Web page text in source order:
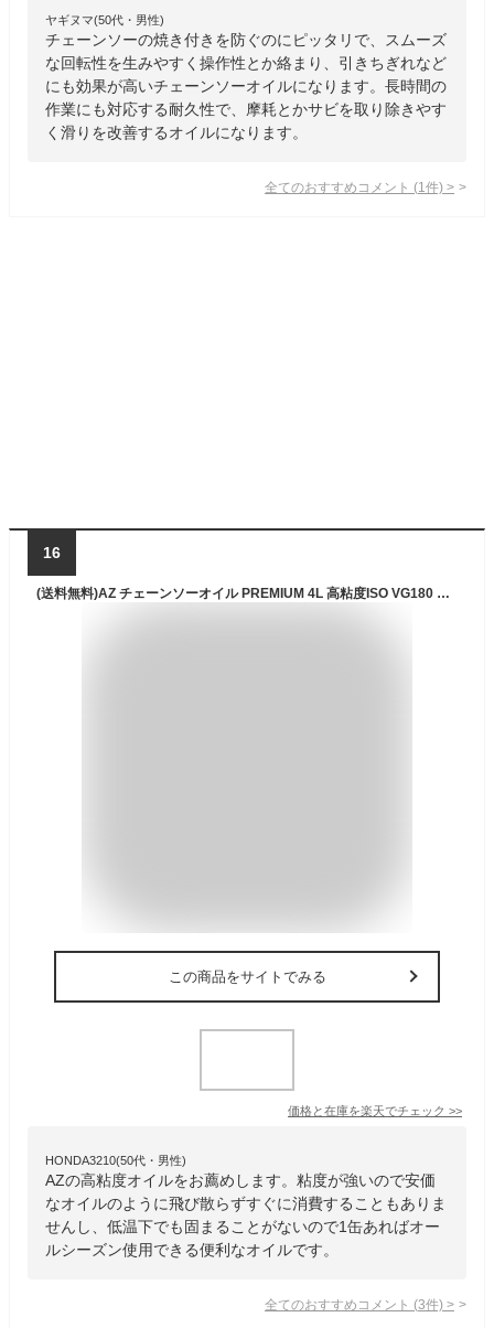
ヤギヌマ(50代・男性)
チェーンソーの焼き付きを防ぐのにピッタリで、スムーズ
な回転性を生みやすく操作性とか絡まり、引きちぎれなど
にも効果が高いチェーンソーオイルになります。長時間の
作業にも対応する耐久性で、摩耗とかサビを取り除きやす
く滑りを改善するオイルになります。
全てのおすすめコメント (1 件) >
16
(送料無料)AZ チェーンソーオイル PREMIUM 4L 高粘度ISO VG180 プレミアムチェーンソーオイル【送料無料(北海道・沖縄・離島除く)】
この商品をサイトでみる
価格と在庫を楽天でチェック >>
HONDA3210(50代・男性)
AZの高粘度オイルをお薦めします。粘度が強いので安価
なオイルのように飛び散らずすぐに消費することもありま
せんし、低温下でも固まることがないので1缶あればオー
ルシーズン使用できる便利なオイルです。
全てのおすすめコメント (3件) >